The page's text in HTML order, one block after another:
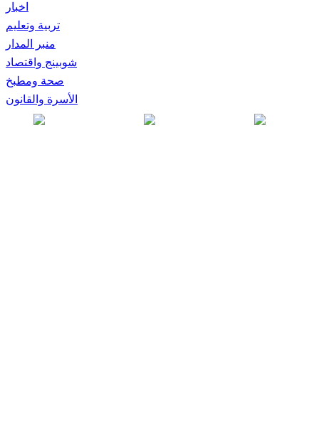
اخبار
تربية وتعليم
منبر المدار
شوبينج واقتصاد
صحة ومطبخ
الأسرة والقانون